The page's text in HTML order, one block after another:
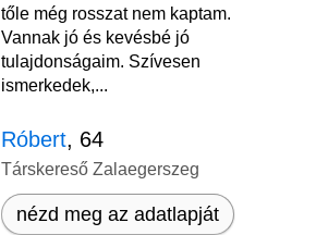
tőle még rosszat nem kaptam.
Vannak jó és kevésbé jó
tulajdonságaim. Szívesen
ismerkedek,...
Róbert, 64
Társkereső Zalaegerszeg
nézd meg az adatlapját